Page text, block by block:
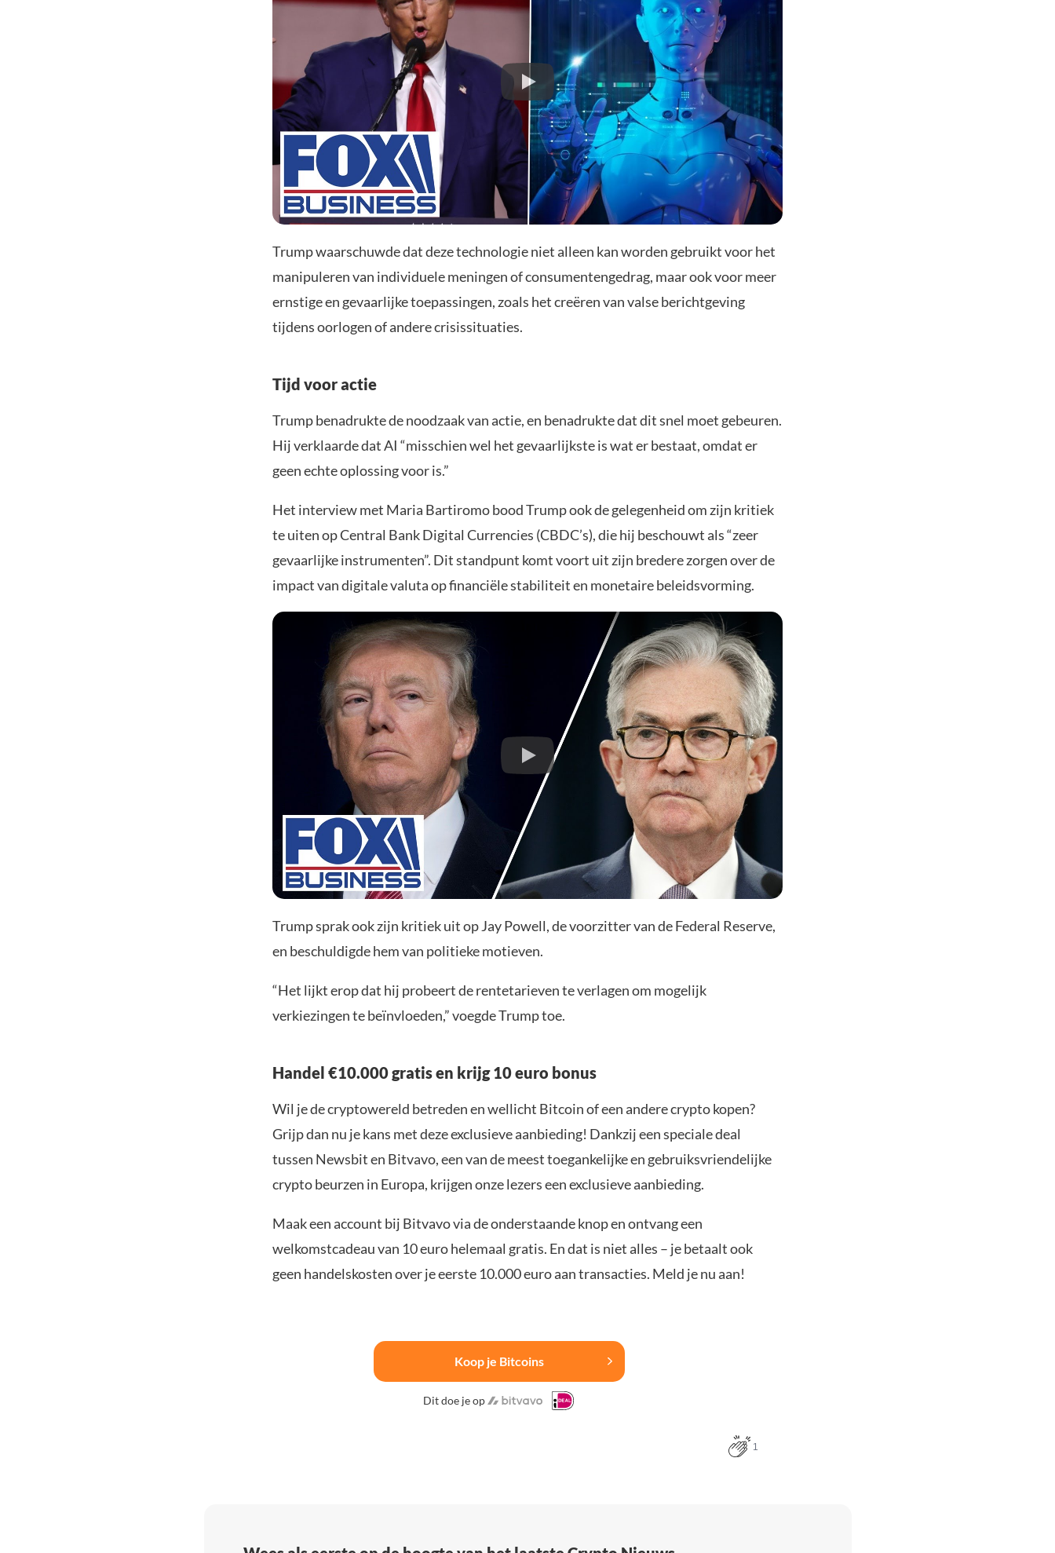
Trump waarschuwde dat deze technologie niet alleen kan worden gebruikt voor het
manipuleren van individuele meningen of consumentengedrag, maar ook voor meer
ernstige en gevaarlijke toepassingen, zoals het creëren van valse berichtgeving
tijdens oorlogen of andere crisissituaties.
Tijd voor actie
Trump benadrukte de noodzaak van actie, en benadrukte dat dit snel moet gebeuren.
Hij verklaarde dat AI “misschien wel het gevaarlijkste is wat er bestaat, omdat er
geen echte oplossing voor is.”
Het interview met Maria Bartiromo bood Trump ook de gelegenheid om zijn kritiek
te uiten op Central Bank Digital Currencies (CBDC’s), die hij beschouwt als “zeer
gevaarlijke instrumenten”. Dit standpunt komt voort uit zijn bredere zorgen over de
impact van digitale valuta op financiële stabiliteit en monetaire beleidsvorming.
Trump sprak ook zijn kritiek uit op Jay Powell, de voorzitter van de Federal Reserve,
en beschuldigde hem van politieke motieven.
“Het lijkt erop dat hij probeert de rentetarieven te verlagen om mogelijk
verkiezingen te beïnvloeden,” voegde Trump toe.
Handel €10.000 gratis en krijg 10 euro bonus
Wil je de cryptowereld betreden en wellicht Bitcoin of een andere crypto kopen?
Grijp dan nu je kans met deze exclusieve aanbieding! Dankzij een speciale deal
tussen Newsbit en Bitvavo, een van de meest toegankelijke en gebruiksvriendelijke
crypto beurzen in Europa, krijgen onze lezers een exclusieve aanbieding.
Maak een account bij Bitvavo via de onderstaande knop en ontvang een
welkomstcadeau van 10 euro helemaal gratis. En dat is niet alles – je betaalt ook
geen handelskosten over je eerste 10.000 euro aan transacties. Meld je nu aan!
Koop je Bitcoins
Dit doe je op
1